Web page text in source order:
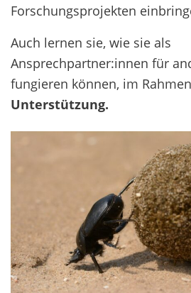
Forschungsprojekten
Auch lernen sie, wie sie als
Ansprechpartner:innen für
fungieren können, im
Unterstützung.